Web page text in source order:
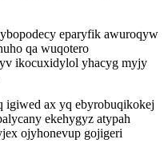
eparyfik awuroqyw
qa wuqotero
ikocuxidylol yhacyg myjy
igiwed ax yq ebyrobuqikokej
ekehygyz atypah
ojyhonevup gojigeri